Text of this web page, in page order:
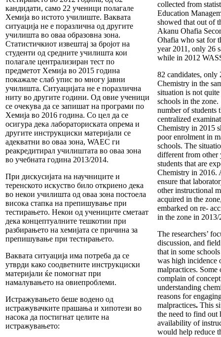
кандидати, само 22 ученици полагале
Хемија во истото училиште. Ваквата
ситуација не е поразлична од другите
училишта во оваа образовна зона.
Статистичкиот извештај за бројот на
студенти од средните училишта кои
полагале централизиран тест по
предметот Хемија во 2015 година
покажале слаб упис во многу јавни
училишта. Ситуацијата не е поразлична
ниту во другите години. Од овие ученици
се очекува да се запишат на програми по
Хемија во 2016 година. Со цел да се
осигура дека лабораториската опрема и
другите инструкциски материјали се
адекватни во оваа зона, WAEC ги
реакредитирал училиштата во оваа зона
во учебната година 2013/2014.
При дискусијата на научниците и
теренското искуство било откриено дека
во некои училишта од оваа зона постоела
висока стапка на препишување при
тестирањето. Некои од учениците сметаат
дека концептуалните тешкотии при
разбирањето на хемијата се причина за
препишување при тестирањето.
Ваквата ситуација има потреба да се
утврди како соодветните инструкциски
материјали ќе помогнат при
намалувањето на овиепроблеми.
Истражувањето беше водено од
истражувачките прашања и хипотези во
насока да постигнат целите на
истражувањето:
collected from
Education
showed that out of
Akanu Ohafia
Ohafia who sat for
year 2011, only 26
while in 2012
82 candidates, only
Chemistry in the
situation is not
schools in the
number of students
centralized
Chemistry in 2015
poor enrolment in
schools. The
different from other
students that are
Chemistry in 2016.
ensure that
other instructional
acquired in the
embarked on re-
in the zone in 2013/
The researchers’
discussion, and
that in some
was high incidence
malpractices. Some
complain of
understanding
reasons for
malpractices. This
the need to find out
availability of
would help reduce